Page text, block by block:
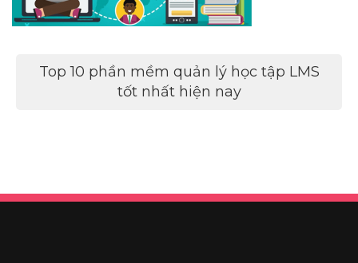
Điều
hướng
Top 10 phần mềm quản lý học tập LMS
tốt nhất hiện nay